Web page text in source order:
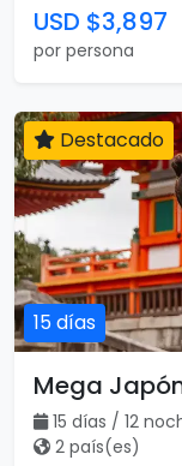
USD $3,897
por persona
15 días
Destacado
Mega
15 días / 12
2 país(es)